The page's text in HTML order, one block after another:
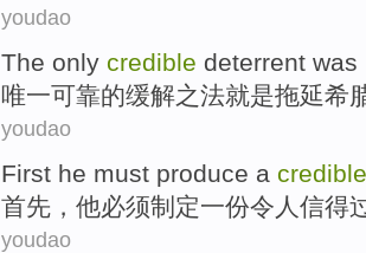
youdao
The only credible deterrent was
唯一可靠的缓解之法就是拖延希
youdao
First he must produce a credible
首先 ， 他必须制定一份令人信得
youdao